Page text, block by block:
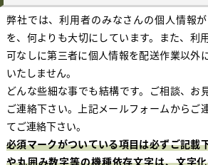
弊社では、利用者のみなさんの個人情報
を、何よりも大切にしています。また、利
可なしに第三者に個人情報を配送作業以外
いたしません。
どんな些細な事でも結構です。ご相談、お
ご連絡下さい。上記メールフォームからご
てご連絡下さい。
必須マークがついている項目は必ずご記載
や丸囲み数字等の機種依存文字は、文字